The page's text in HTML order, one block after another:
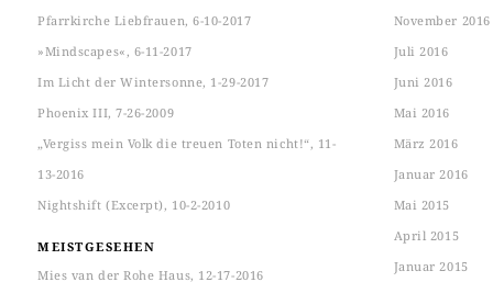
Pfarrkirche Liebfrauen, 6-10-2017
»Mindscapes«, 6-11-2017
Im Licht der Wintersonne, 1-29-2017
Phoenix III, 7-26-2009
„Vergiss mein Volk die treuen Toten nicht!“, 11-
13-2016
Nightshift (Excerpt), 10-2-2010
MEISTGESEHEN
Mies van der Rohe Haus, 12-17-2016
November 2016
Juli 2016
Juni 2016
Mai 2016
März 2016
Januar 2016
Mai 2015
April 2015
Januar 2015